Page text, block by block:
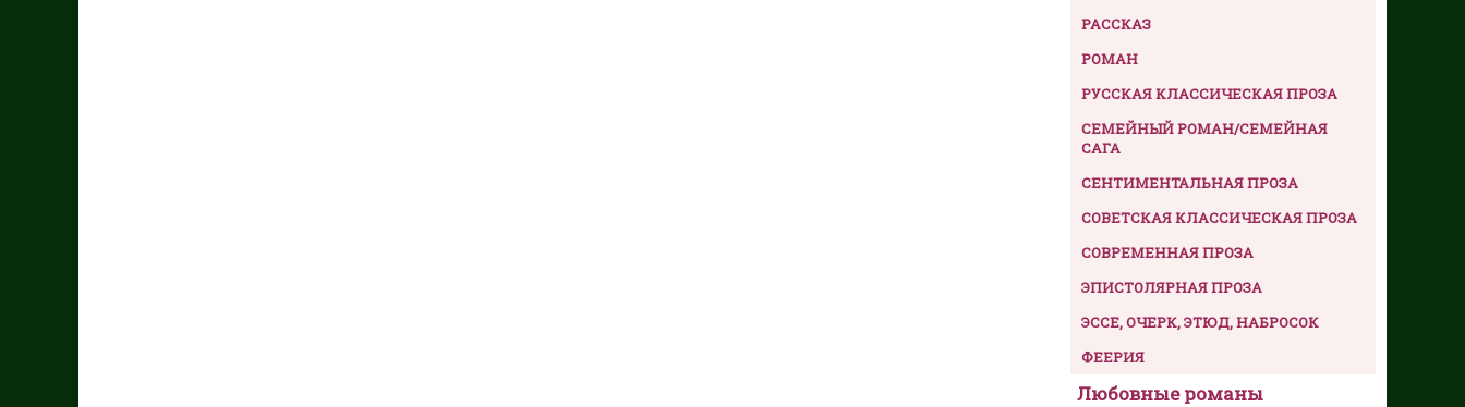
РАССКАЗ
РОМАН
РУССКАЯ КЛАССИЧЕСКАЯ ПРОЗА
СЕМЕЙНЫЙ РОМАН/СЕМЕЙНАЯ
САГА
СЕНТИМЕНТАЛЬНАЯ ПРОЗА
СОВЕТСКАЯ КЛАССИЧЕСКАЯ ПРОЗА
СОВРЕМЕННАЯ ПРОЗА
ЭПИСТОЛЯРНАЯ ПРОЗА
ЭССЕ, ОЧЕРК, ЭТЮД, НАБРОСОК
ФЕЕРИЯ
Любовные романы